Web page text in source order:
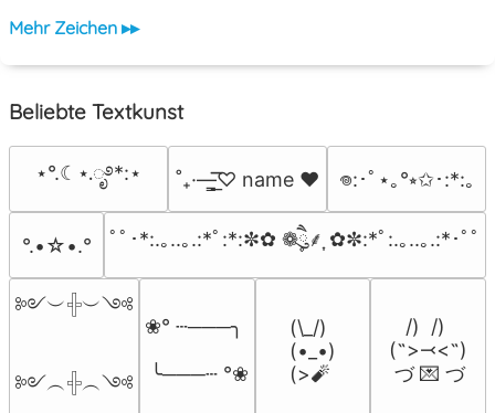
Mehr Zeichen ▸▸
Beliebte Textkunst
⋆°.☾⋆.ೃ࿔*:⋆ ˚₊·—̳͟͞͞♡ name ♥️ 𖦹:･ﾟ⋆｡°⭒✩･:*:｡
°.•☆•.° ﾟﾟ･*:.｡..｡.:*ﾟ:*:✼✿ ❁ཻུ۪۪⸙͎ ✿✼:*ﾟ:.｡..｡.:*･ﾟﾟ
༻︶𓏶︶༺
༻︵𓏶︵༺
❀° ┄───╮
╰───┄ °❀
(\_/)
(•_•)
(>🧨
   /)  /)
(˵>⤙<˵)
づ 💌 づ